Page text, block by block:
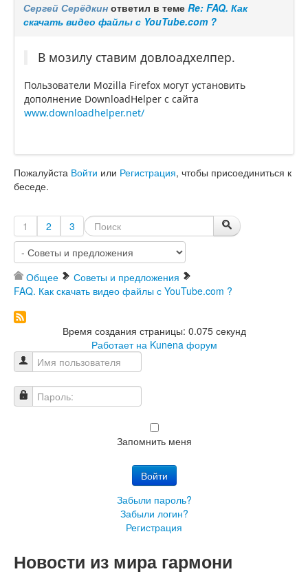
Сергей Серёдкин ответил в теме Re: FAQ. Как
скачать видео файлы с YouTube.com ?
В мозилу ставим довлоадхелпер.
Пользователи Mozilla Firefox могут установить
дополнение DownloadHelper с сайта
www.downloadhelper.net/
Пожалуйста Войти или Регистрация, чтобы присоединиться к
беседе.
1 2 3
Общее
Советы и предложения
FAQ. Как скачать видео файлы с YouTube.com ?
Время создания страницы: 0.075 секунд
Работает на Kunena форум
Имя пользователя
Пароль:
Запомнить меня
Войти
Забыли пароль?
Забыли логин?
Регистрация
Новости из мира гармони